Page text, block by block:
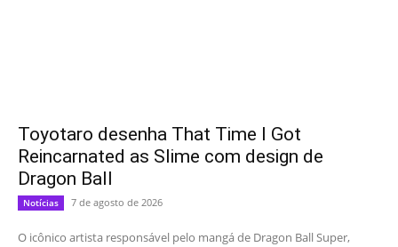
Toyotaro desenha That Time I Got
Reincarnated as Slime com design de
Dragon Ball
Notícias 7 de agosto de 2026
O icônico artista responsável pelo mangá de Dragon Ball Super,